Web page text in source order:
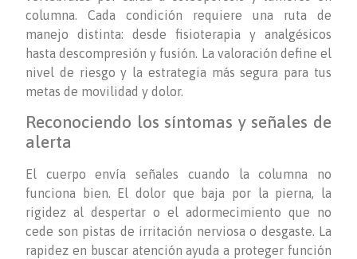
columna. Cada condición requiere una ruta de
manejo distinta: desde fisioterapia y analgésicos
hasta descompresión y fusión. La valoración define el
nivel de riesgo y la estrategia más segura para tus
metas de movilidad y dolor.
Reconociendo los síntomas y señales de
alerta
El cuerpo envía señales cuando la columna no
funciona bien. El dolor que baja por la pierna, la
rigidez al despertar o el adormecimiento que no
cede son pistas de irritación nerviosa o desgaste. La
rapidez en buscar atención ayuda a proteger función